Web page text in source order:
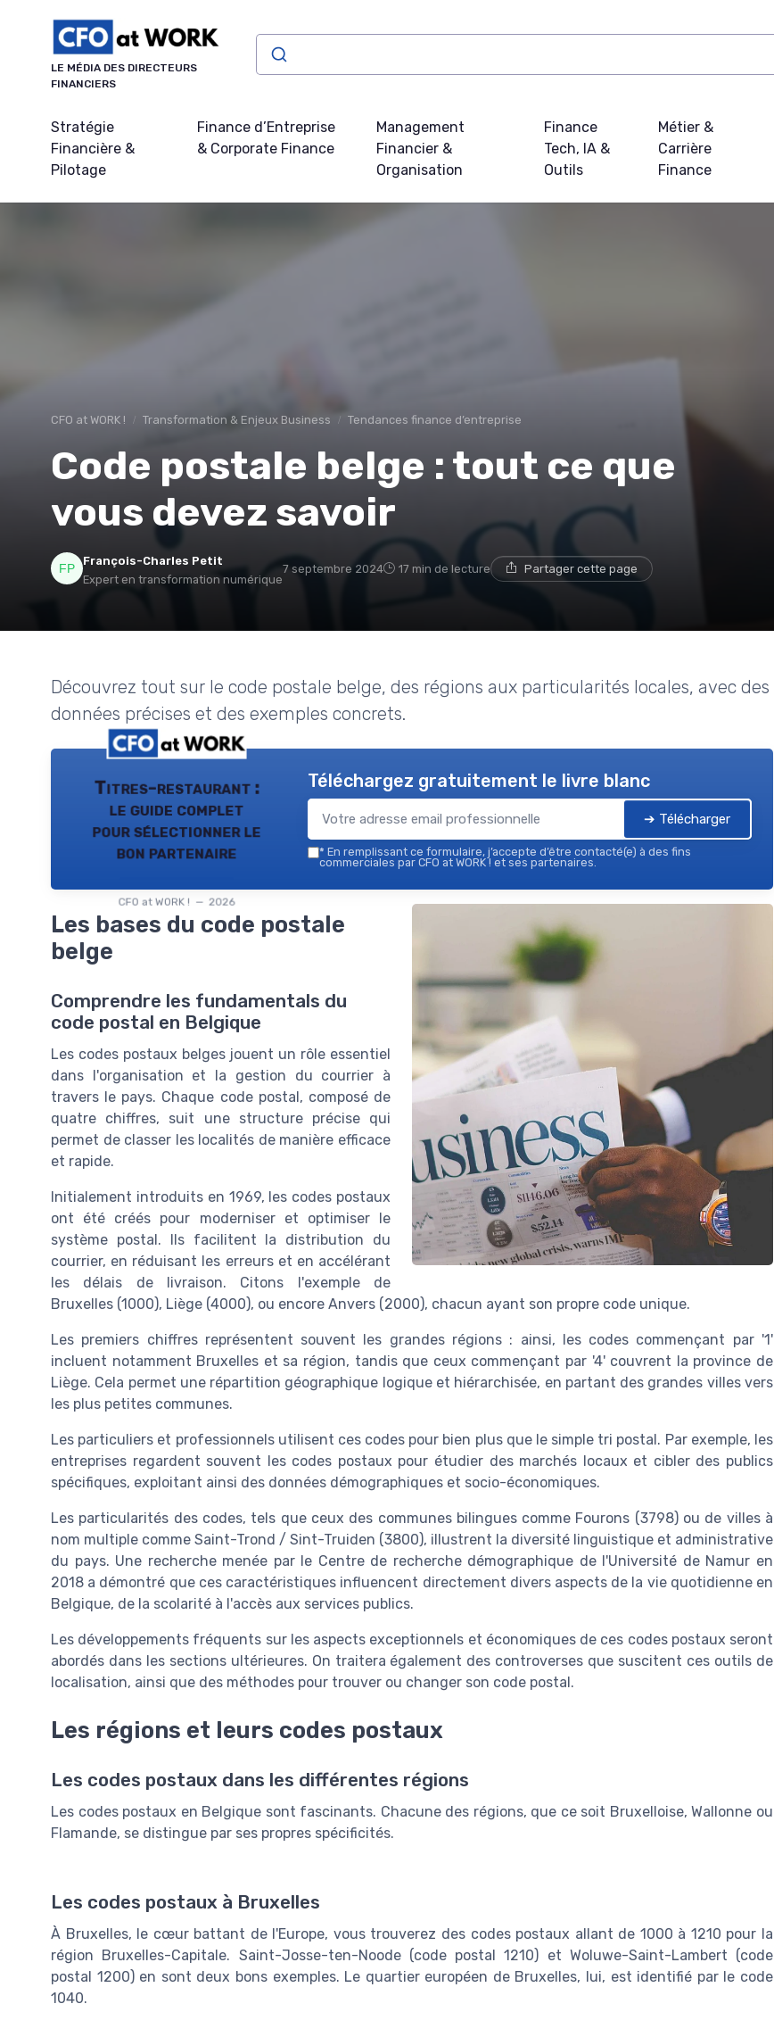
LE MÉDIA DES DIRECTEURS
FINANCIERS
Stratégie
Financière &
Pilotage
Finance d’Entreprise
& Corporate Finance
Management
Financier &
Organisation
Finance
Tech, IA &
Outils
Métier &
Carrière
Finance
CFO at WORK ! Transformation & Enjeux Business Tendances finance d’entreprise
Code postale belge : tout ce que
vous devez savoir
François-Charles Petit
Expert en transformation numérique
7 septembre 2024 17 min de lecture Partager cette page
Découvrez tout sur le code postale belge, des régions aux particularités locales, avec des
données précises et des exemples concrets.
Titres-restaurant :
le guide complet
pour sélectionner le
bon partenaire
CFO at WORK ! — 2026
Téléchargez gratuitement le livre blanc
➔ Télécharger
* En remplissant ce formulaire, j’accepte d’être contacté(e) à des fins
commerciales par CFO at WORK ! et ses partenaires.
Les bases du code postale
belge
Comprendre les fundamentals du
code postal en Belgique
Les codes postaux belges jouent un rôle essentiel
dans l'organisation et la gestion du courrier à
travers le pays. Chaque code postal, composé de
quatre chiffres, suit une structure précise qui
permet de classer les localités de manière efficace
et rapide.
Initialement introduits en 1969, les codes postaux
ont été créés pour moderniser et optimiser le
système postal. Ils facilitent la distribution du
courrier, en réduisant les erreurs et en accélérant
les délais de livraison. Citons l'exemple de
Bruxelles (1000), Liège (4000), ou encore Anvers (2000), chacun ayant son propre code unique.
Les premiers chiffres représentent souvent les grandes régions : ainsi, les codes commençant par '1'
incluent notamment Bruxelles et sa région, tandis que ceux commençant par '4' couvrent la province de
Liège. Cela permet une répartition géographique logique et hiérarchisée, en partant des grandes villes vers
les plus petites communes.
Les particuliers et professionnels utilisent ces codes pour bien plus que le simple tri postal. Par exemple, les
entreprises regardent souvent les codes postaux pour étudier des marchés locaux et cibler des publics
spécifiques, exploitant ainsi des données démographiques et socio-économiques.
Les particularités des codes, tels que ceux des communes bilingues comme Fourons (3798) ou de villes à
nom multiple comme Saint-Trond / Sint-Truiden (3800), illustrent la diversité linguistique et administrative
du pays. Une recherche menée par le Centre de recherche démographique de l'Université de Namur en
2018 a démontré que ces caractéristiques influencent directement divers aspects de la vie quotidienne en
Belgique, de la scolarité à l'accès aux services publics.
Les développements fréquents sur les aspects exceptionnels et économiques de ces codes postaux seront
abordés dans les sections ultérieures. On traitera également des controverses que suscitent ces outils de
localisation, ainsi que des méthodes pour trouver ou changer son code postal.
Les régions et leurs codes postaux
Les codes postaux dans les différentes régions
Les codes postaux en Belgique sont fascinants. Chacune des régions, que ce soit Bruxelloise, Wallonne ou
Flamande, se distingue par ses propres spécificités.
Les codes postaux à Bruxelles
À Bruxelles, le cœur battant de l'Europe, vous trouverez des codes postaux allant de 1000 à 1210 pour la
région Bruxelles-Capitale. Saint-Josse-ten-Noode (code postal 1210) et Woluwe-Saint-Lambert (code
postal 1200) en sont deux bons exemples. Le quartier européen de Bruxelles, lui, est identifié par le code
1040.